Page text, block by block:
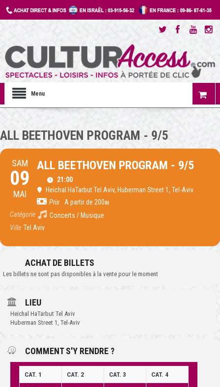
Menu
ALL BEETHOVEN PROGRAM - 9/5
SAM
09
MAI
ALL BEETHOVEN PROGRAM - 9/5
21:00
Heichal HaTarbut Tel Aviv, Huberman Street 1, Tel-Aviv
Prix
A partir de 200₪
Catégorie
Concerts / Musique
Ville Tel Aviv
ACHAT DE BILLETS
Les billets ne sont pas disponibles à la vente pour le moment
LIEU
Heichal HaTarbut Tel Aviv
Huberman Street 1, Tel-Aviv
COMMENT S'Y RENDRE ?
CAT. 1 CAT. 2 CAT. 3 CAT. 4